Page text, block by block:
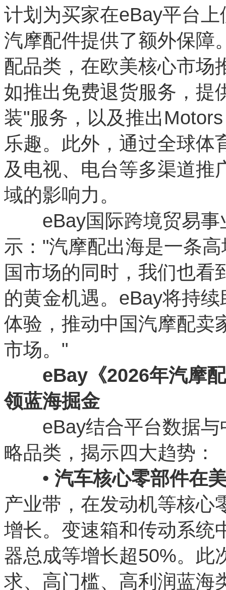
计划为买家在eBay平台
汽摩配件提供了额外保障
配品类，在欧美核心市场
如推出免费退货服务，提
装"服务，以及推出
乐趣。此外，通过全球体
及电视、电台等多渠道推
域的影响力。
eBay国际跨境贸易事
示："汽摩配出海是一条
国市场的同时，我们也看
的黄金机遇。eBay将持
体验，推动中国汽摩配卖
市场。"
eBay《2026年汽摩
领蓝海掘金
eBay结合平台数据与
略品类，揭示四大趋势：
• 汽车核心零部件在
产业带，在发动机等核心
增长。变速箱和传动系统
器总成等增长超50%。此
求、高门槛、高利润蓝海